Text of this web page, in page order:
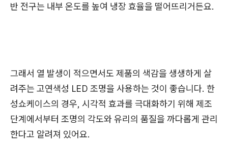
반 전구는 내부 온도를 높여 냉장 효율을 떨어뜨리거든요.
그래서 열 발생이 적으면서도 제품의 색감을 생생하게 살
려주는 고연색성 LED 조명을 사용하는 것이 좋습니다. 한
성쇼케이스의 경우, 시각적 효과를 극대화하기 위해 제조
단계에서부터 조명의 각도와 유리의 품질을 까다롭게 관리
한다고 알려져 있어요.